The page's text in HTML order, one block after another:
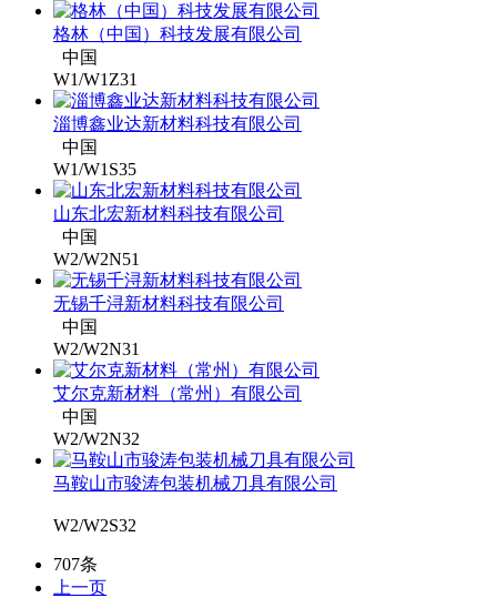
格林（中国）科技发展有限公司
中国
W1/W1Z31
淄博鑫业达新材料科技有限公司
中国
W1/W1S35
山东北宏新材料科技有限公司
中国
W2/W2N51
无锡千浔新材料科技有限公司
中国
W2/W2N31
艾尔克新材料（常州）有限公司
中国
W2/W2N32
马鞍山市骏涛包装机械刀具有限公司
W2/W2S32
707条
上一页